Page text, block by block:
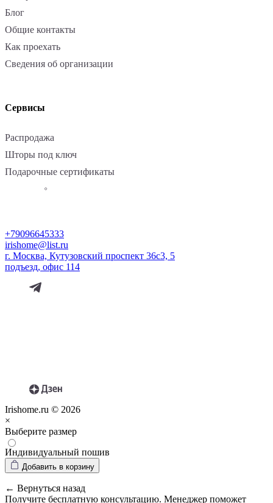
Блог
Общие контакты
Как проехать
Сведения об организации
Сервисы
Распродажа
Шторы под ключ
Подарочные сертификаты
+79096645333
irishome@list.ru
г. Москва, Кутузовский проспект 36с3, 5
подъезд, офис 114
Irishome.ru © 2026
×
Выберите размер
Индивидуальный пошив
Добавить в корзину
← Вернуться назад
Получите бесплатную консультацию. Менеджер поможет